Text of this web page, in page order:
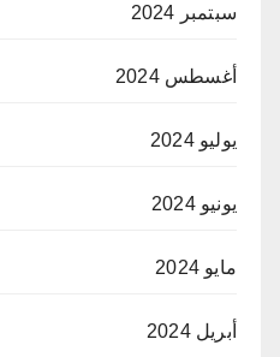
سبتمبر 2024
أغسطس 2024
يوليو 2024
يونيو 2024
مايو 2024
أبريل 2024